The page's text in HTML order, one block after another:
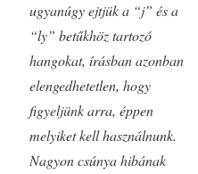
ugyanúgy ejtjük a “j” és a
“ly” betűkhöz tartozó
hangokat, írásban azonban
elengedhetetlen, hogy
figyeljünk arra, éppen
melyiket kell használnunk.
Nagyon csúnya hibának